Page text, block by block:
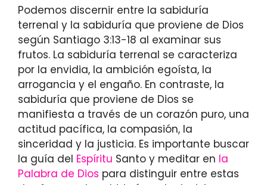
Podemos discernir entre la sabiduría
terrenal y la sabiduría que proviene de Dios
según Santiago 3:13-18 al examinar sus
frutos. La sabiduría terrenal se caracteriza
por la envidia, la ambición egoísta, la
arrogancia y el engaño. En contraste, la
sabiduría que proviene de Dios se
manifiesta a través de un corazón puro, una
actitud pacífica, la compasión, la
sinceridad y la justicia. Es importante buscar
la guía del Espíritu Santo y meditar en la
Palabra de Dios para distinguir entre estas